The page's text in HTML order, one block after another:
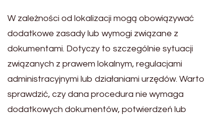
W zależności od lokalizacji mogą obowiązywać
dodatkowe zasady lub wymogi związane z
dokumentami. Dotyczy to szczególnie sytuacji
związanych z prawem lokalnym, regulacjami
administracyjnymi lub działaniami urzędów. Warto
sprawdzić, czy dana procedura nie wymaga
dodatkowych dokumentów, potwierdzeń lub